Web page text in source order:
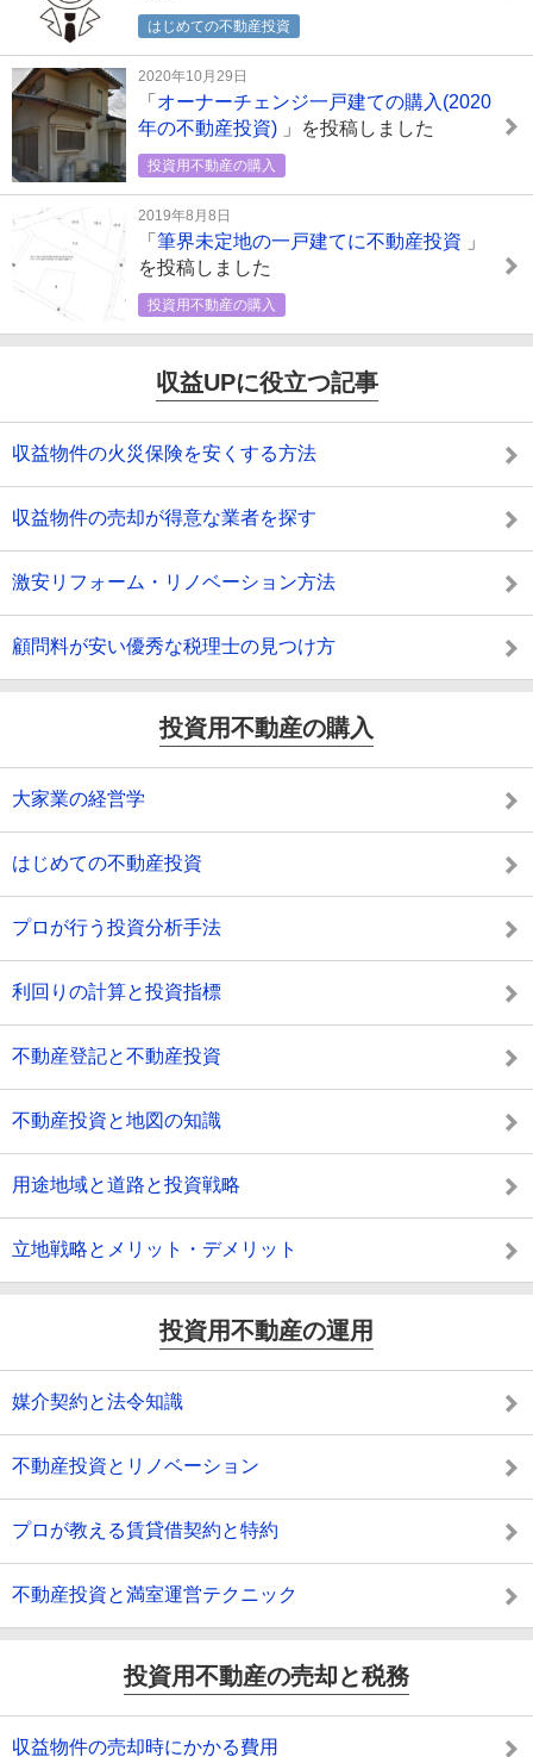
はじめての不動産投資
2020年10月29日
「 オーナーチェンジ一戸建ての購入(2020
年の不動産投資) 」を投稿しました
投資用不動産の購入
2019年8月8日
「 筆界未定地の一戸建てに不動産投資
」
を投稿しました
投資用不動産の購入
収益UPに役立つ記事
収益物件の火災保険を安くする方法
収益物件の売却が得意な業者を探す
激安リフォーム・リノベーション方法
顧問料が安い優秀な税理士の見つけ方
投資用不動産の購入
大家業の経営学
はじめての不動産投資
プロが行う投資分析手法
利回りの計算と投資指標
不動産登記と不動産投資
不動産投資と地図の知識
用途地域と道路と投資戦略
立地戦略とメリット・デメリット
投資用不動産の運用
媒介契約と法令知識
不動産投資とリノベーション
プロが教える賃貸借契約と特約
不動産投資と満室運営テクニック
投資用不動産の売却と税務
収益物件の売却時にかかる費用